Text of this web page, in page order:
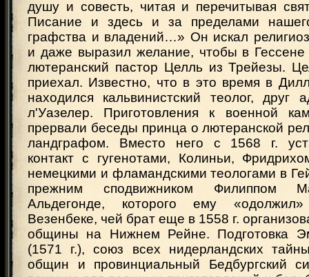
душу и совесть, читая и перечитывая
Писание и здесь и за пределами
графства и владений…» Он искал
и даже выразил желание, чтобы в
лютеранский пастор Целль из Трейезы.
приехал. Известно, что в это время в
находился кальвинистский теолог, друг
л'Уазелер. Приготовления к военной
прервали беседы принца о лютеранской
ландграфом. Вместо него с 1568 г.
контакт с гугенотами, Колиньи,
немецкими и фламандскими теологами в
прежним сподвижником Филиппом
Альдегонде, которого ему
Везенбеке, чей брат еще в 1558 г.
общины на Нижнем Рейне. Подготовка
(1571 г.), союз всех нидерландских
общин и провинциальный Бедбургский